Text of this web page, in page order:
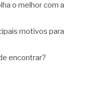
o melhor com a
motivos para
encontrar?